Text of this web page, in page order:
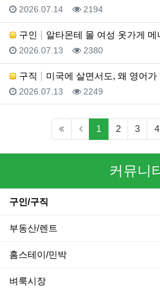
등록일
2026.07.14 조회
2194
구인 알타몬테 몰 여성 옷가게 메
등록일
2026.07.13 조회
2380
구직 미국에 살면서도, 왜 영어
등록일
2026.07.13 조회
2249
1 (current)
2 3 4
커뮤니티
구인/구직
부동산/렌트
홈스테이/민박
벼룩시장